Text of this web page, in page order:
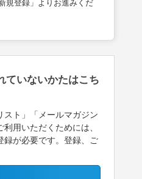
規登録」よりお進みくだ
ていないかたはこち
スト」「メールマガジン
用いただくためには、
録が必要です。登録、ご